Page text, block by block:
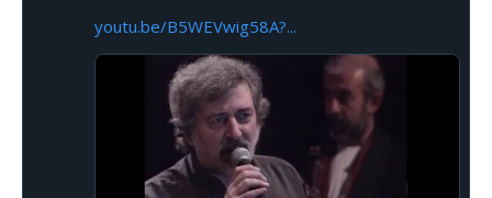
youtu.be/B5WEVwig58A?...